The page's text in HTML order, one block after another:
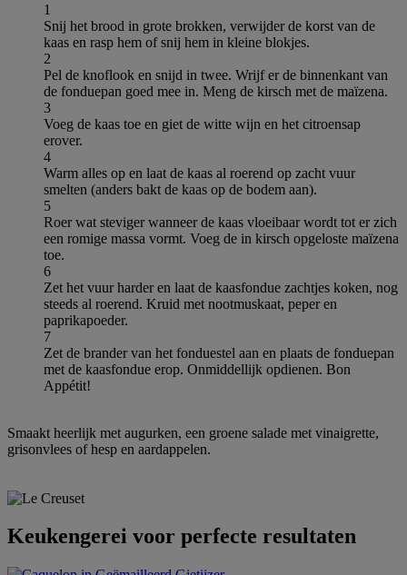
1
Snij het brood in grote brokken, verwijder de korst van de
kaas en rasp hem of snij hem in kleine blokjes.
2
Pel de knoflook en snijd in twee. Wrijf er de binnenkant van
de fonduepan goed mee in. Meng de kirsch met de maïzena.
3
Voeg de kaas toe en giet de witte wijn en het citroensap
erover.
4
Warm alles op en laat de kaas al roerend op zacht vuur
smelten (anders bakt de kaas op de bodem aan).
5
Roer wat steviger wanneer de kaas vloeibaar wordt tot er zich
een romige massa vormt. Voeg de in kirsch opgeloste maïzena
toe.
6
Zet het vuur harder en laat de kaasfondue zachtjes koken, nog
steeds al roerend. Kruid met nootmuskaat, peper en
paprikapoeder.
7
Zet de brander van het fonduestel aan en plaats de fonduepan
met de kaasfondue erop. Onmiddellijk opdienen. Bon
Appétit!
Smaakt heerlijk met augurken, een groene salade met vinaigrette,
grisonvlees of hesp en aardappelen.
Keukengerei voor perfecte resultaten